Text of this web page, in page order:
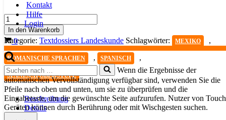
Kontakt
Hilfe
Login
Warenkorb
0
Suchen
nach …
Wenn die Ergebnisse der
automatischen Vervollständigung verfügbar sind, verwenden Sie die
Pfeile nach oben und unten, um sie zu überprüfen und die
Eingabetaste, um die gewünschte Seite aufzurufen. Nutzer von
Geräten können durch Berührung oder mit Wischgesten suchen.
México.
Lehrerheft
Menge
In den Warenkorb
Kategorie: Textdossiers Landeskunde Schlagwörter: MEXIKO ,
ROMANISCHE SPRACHEN , SPANISCH ,
SPANISCH OBERSTUFE
Beschreibung
Details